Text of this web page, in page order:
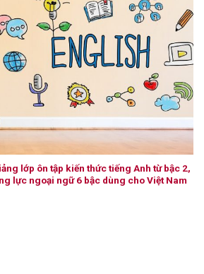
lớp ôn tập kiến thức tiếng Anh từ bậc 2,
lực ngoại ngữ 6 bậc dùng cho Việt Nam